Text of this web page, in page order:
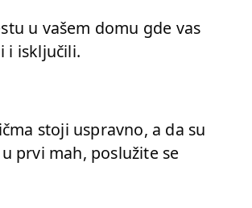
u vašem domu gde vas
i isključili.
stoji uspravno, a da su
prvi mah, poslužite se